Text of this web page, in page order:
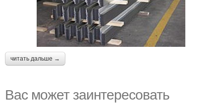
читать дальше →
Вас может заинтересовать